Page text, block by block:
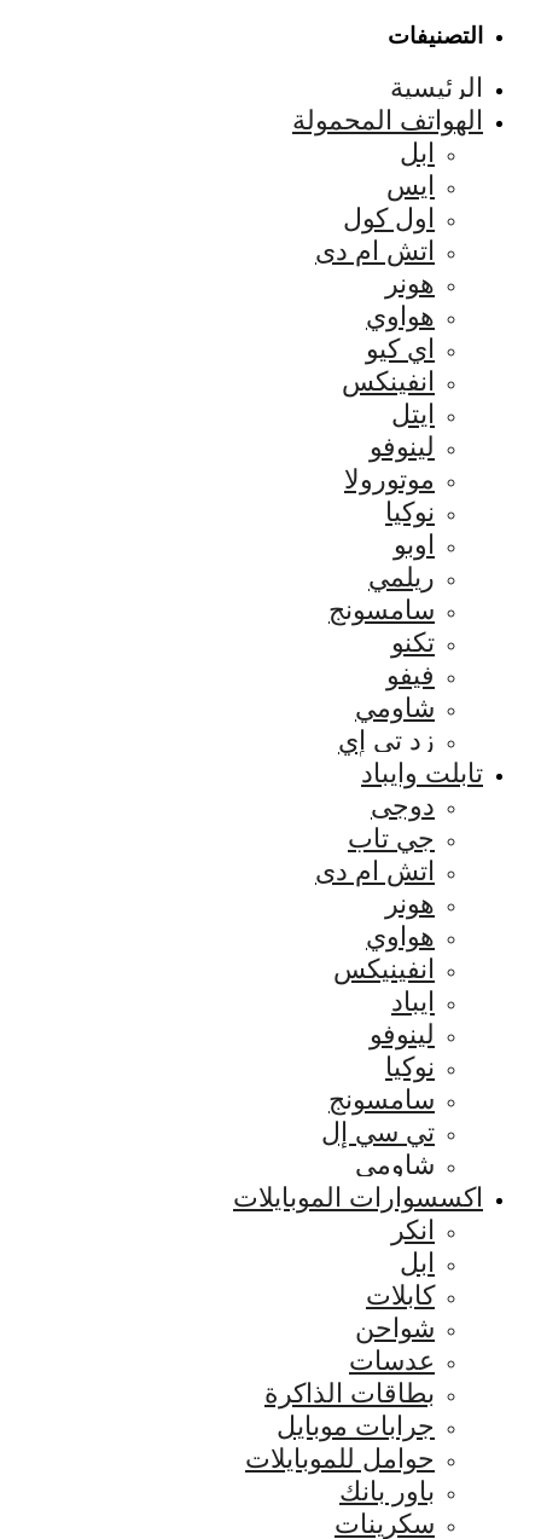
التصنيفات
الرئيسية
الهواتف المحمولة
ابل
ايس
اول كول
اتش ام دى
هونر
هواوي
اي كيو
انفينكس
ايتل
لينوفو
موتورولا
نوكيا
اوبو
ريلمي
سامسونج
تكنو
فيفو
شاومي
زد تي إي
تابلت وايباد
دوجى
جي تاب
اتش ام دى
هونر
هواوي
انفينيكس
ايباد
لينوفو
نوكيا
سامسونج
تي سي إل
شاومي
اكسسوارات الموبايلات
انكر
ابل
كابلات
شواحن
عدسات
بطاقات الذاكرة
جرابات موبايل
حوامل للموبايلات
باور بانك
سكرينات